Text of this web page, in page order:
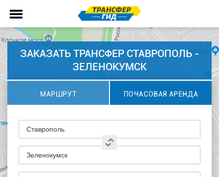
ЗАКАЗАТЬ ТРАНСФЕР СТАВРОПОЛЬ -
ЗЕЛЕНОКУМСК
МАРШРУТ ПОЧАСОВАЯ АРЕНДА